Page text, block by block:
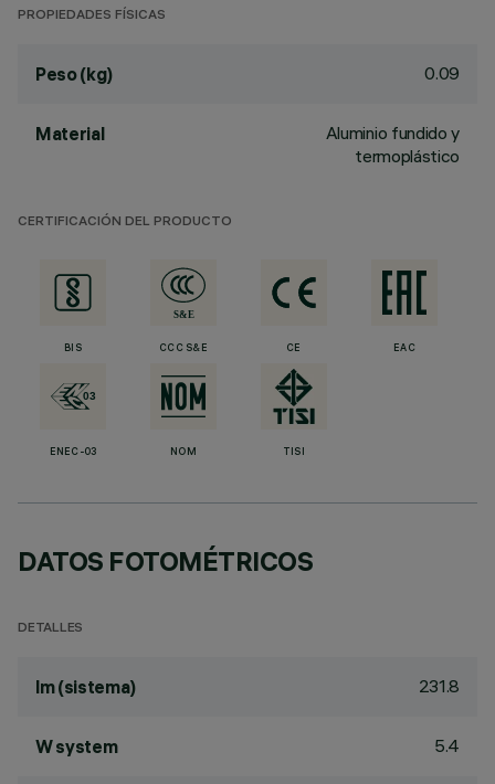
PROPIEDADES FÍSICAS
Peso (kg) 0.09
Material
Aluminio fundido y
termoplástico
CERTIFICACIÓN DEL PRODUCTO
BIS CCC S&E CE EAC
ENEC-03 NOM TISI
DATOS FOTOMÉTRICOS
DETALLES
lm (sistema) 231.8
W system 5.4